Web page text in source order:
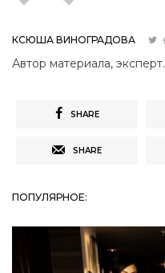
КСЮША ВИНОГРАДОВА
Автор материала, эксперт.
SHARE
SHARE
ПОПУЛЯРНОЕ: